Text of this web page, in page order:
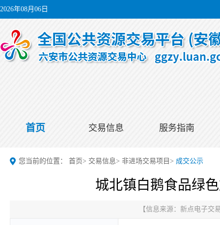
2026年08月06日
首页 交易信息 服务指南
您当前的位置： 首页> 交易信息> 非进场交易项目 > 成交公示
城北镇白鹅食品绿
【信息来源： 新点电子交